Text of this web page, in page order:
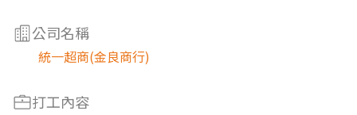
公司名稱
統一超商(金良商行)
打工內容